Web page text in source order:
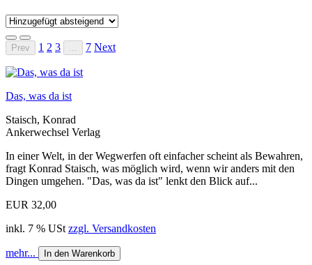
Prev 1 2 3 7 Next
Das, was da ist
Staisch, Konrad
Ankerwechsel Verlag
In einer Welt, in der Wegwerfen oft einfacher scheint als Bewahren,
fragt Konrad Staisch, was möglich wird, wenn wir anders mit den
Dingen umgehen. "Das, was da ist" lenkt den Blick auf...
EUR 32,00
inkl. 7 % USt zzgl. Versandkosten
mehr... In den Warenkorb